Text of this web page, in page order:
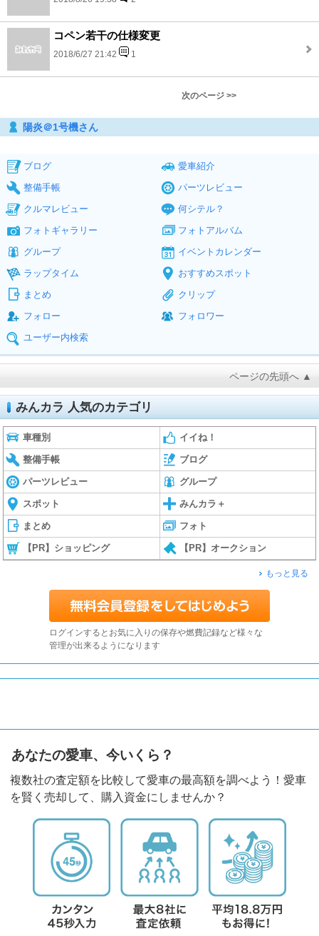
コペン若干の仕様変更
2018/6/27 21:42 1
次のページ >>
陽炎＠1号機さん
ブログ
愛車紹介
整備手帳
パーツレビュー
クルマレビュー
何シテル？
フォトギャラリー
フォトアルバム
グループ
イベントカレンダー
ラップタイム
おすすめスポット
まとめ
クリップ
フォロー
フォロワー
ユーザー内検索
ページの先頭へ ▲
みんカラ 人気のカテゴリ
車種別 イイね！
整備手帳 ブログ
パーツレビュー グループ
スポット みんカラ＋
まとめ フォト
【PR】ショッピング 【PR】オークション
もっと見る
ログインするとお気に入りの保存や燃費記録など様々な
管理が出来るようになります
あなたの愛車、今いくら？
複数社の査定額を比較して愛車の最高額を調べよう！愛車
を賢く売却して、購入資金にしませんか？